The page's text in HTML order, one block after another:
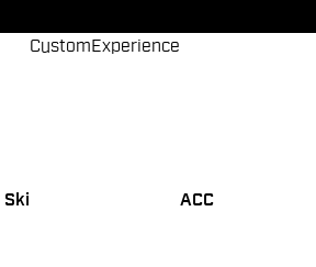
Ski
CustomExperience
ACC